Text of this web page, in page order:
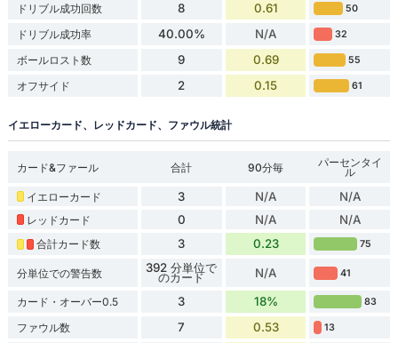
ドリブル成功回数 8 0.61 50
ドリブル成功率 40.00% N/A 32
ボールロスト数 9 0.69 55
オフサイド 2 0.15 61
イエローカード、レッドカード、ファウル統計
カード&ファール 合計 90分毎 パーセンタイ
ル
イエローカード
3 N/A N/A
レッドカード 0 N/A N/A
合計カード数 3 0.23 75
分単位での警告数 392 分単位で
のカード N/A 41
カード・オーバー0.5 3 18% 83
ファウル数 7 0.53 13